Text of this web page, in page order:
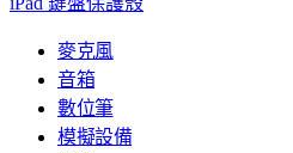
麥克風
音箱
數位筆
模擬設備